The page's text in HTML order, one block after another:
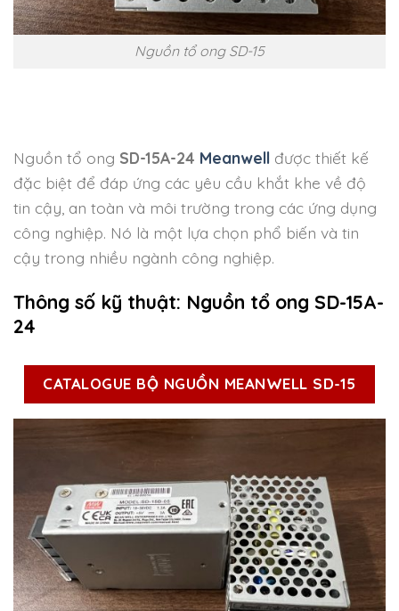
Nguồn tổ ong SD-15
Nguồn tổ ong SD-15A-24 Meanwell được thiết kế
đặc biệt để đáp ứng các yêu cầu khắt khe về độ
tin cậy, an toàn và môi trường trong các ứng dụng
công nghiệp. Nó là một lựa chọn phổ biến và tin
cậy trong nhiều ngành công nghiệp.
Thông số kỹ thuật: Nguồn tổ ong SD-15A-
24
CATALOGUE BỘ NGUỒN MEANWELL SD-15